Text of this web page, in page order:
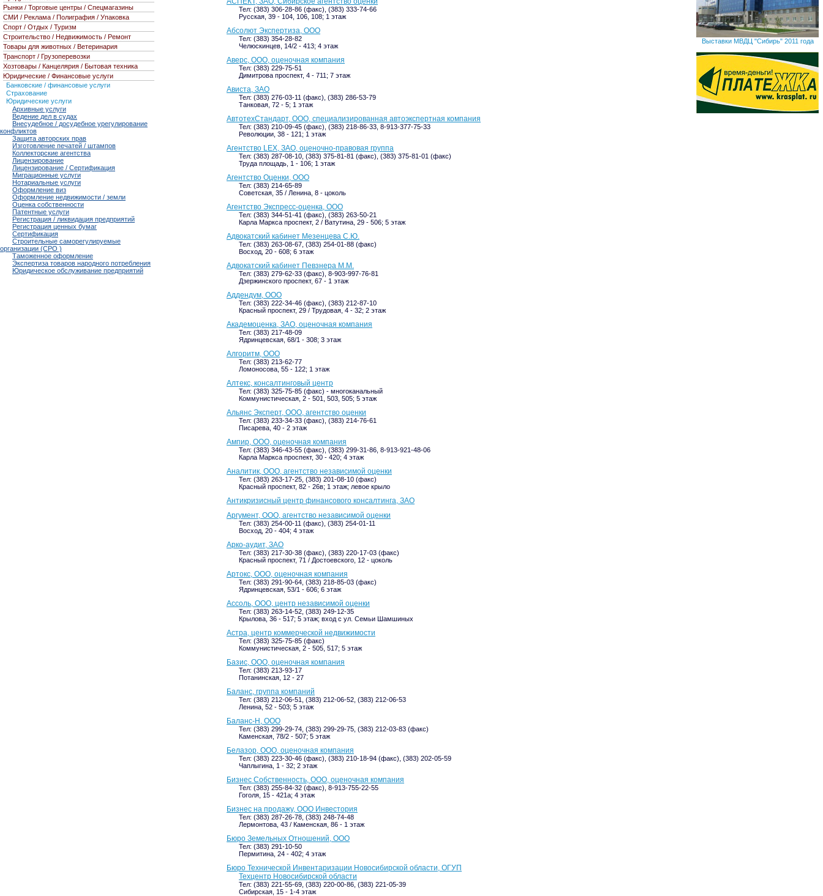
Тел: (383) 306-28-86 (факс), (383) 333-74-66
Русская, 39 - 104, 106, 108; 1 этаж
Абсолют Экспертиза, ООО
Тел: (383) 354-28-82
Челюскинцев, 14/2 - 413; 4 этаж
Аверс, ООО, оценочная компания
Тел: (383) 229-75-51
Димитрова проспект, 4 - 711; 7 этаж
Ависта, ЗАО
Тел: (383) 276-03-11 (факс), (383) 286-53-79
Танковая, 72 - 5; 1 этаж
АвтотехСтандарт, ООО, специализированная автоэкспертная компания
Тел: (383) 210-09-45 (факс), (383) 218-86-33, 8-913-377-75-33
Революции, 38 - 121; 1 этаж
Агентство LEX, ЗАО, оценочно-правовая группа
Тел: (383) 287-08-10, (383) 375-81-81 (факс), (383) 375-81-01 (факс)
Труда площадь, 1 - 106; 1 этаж
Агентство Оценки, ООО
Тел: (383) 214-65-89
Советская, 35 / Ленина, 8 - цоколь
Агентство Экспресс-оценка, ООО
Тел: (383) 344-51-41 (факс), (383) 263-50-21
Карла Маркса проспект, 2 / Ватутина, 29 - 506; 5 этаж
Адвокатский кабинет Мезенцева С.Ю.
Тел: (383) 263-08-67, (383) 254-01-88 (факс)
Восход, 20 - 608; 6 этаж
Адвокатский кабинет Певзнера М.М.
Тел: (383) 279-62-33 (факс), 8-903-997-76-81
Дзержинского проспект, 67 - 1 этаж
Аддендум, ООО
Тел: (383) 222-34-46 (факс), (383) 212-87-10
Красный проспект, 29 / Трудовая, 4 - 32; 2 этаж
Академоценка, ЗАО, оценочная компания
Тел: (383) 217-48-09
Ядринцевская, 68/1 - 308; 3 этаж
Алгоритм, ООО
Тел: (383) 213-62-77
Ломоносова, 55 - 122; 1 этаж
Алтекс, консалтинговый центр
Тел: (383) 325-75-85 (факс) - многоканальный
Коммунистическая, 2 - 501, 503, 505; 5 этаж
Альянс Эксперт, ООО, агентство оценки
Тел: (383) 233-34-33 (факс), (383) 214-76-61
Писарева, 40 - 2 этаж
Ампир, ООО, оценочная компания
Тел: (383) 346-43-55 (факс), (383) 299-31-86, 8-913-921-48-06
Карла Маркса проспект, 30 - 420; 4 этаж
Аналитик, ООО, агентство независимой оценки
Тел: (383) 263-17-25, (383) 201-08-10 (факс)
Красный проспект, 82 - 26в; 1 этаж; левое крыло
Антикризисный центр финансового консалтинга, ЗАО
Аргумент, ООО, агентство независимой оценки
Тел: (383) 254-00-11 (факс), (383) 254-01-11
Восход, 20 - 404; 4 этаж
Арко-аудит, ЗАО
Тел: (383) 217-30-38 (факс), (383) 220-17-03 (факс)
Красный проспект, 71 / Достоевского, 12 - цоколь
Артокс, ООО, оценочная компания
Тел: (383) 291-90-64, (383) 218-85-03 (факс)
Ядринцевская, 53/1 - 606; 6 этаж
Ассоль, ООО, центр независимой оценки
Тел: (383) 263-14-52, (383) 249-12-35
Крылова, 36 - 517; 5 этаж; вход с ул. Семьи Шамшиных
Астра, центр коммерческой недвижимости
Тел: (383) 325-75-85 (факс)
Коммунистическая, 2 - 505, 517; 5 этаж
Базис, ООО, оценочная компания
Тел: (383) 213-93-17
Потанинская, 12 - 27
Баланс, группа компаний
Тел: (383) 212-06-51, (383) 212-06-52, (383) 212-06-53
Ленина, 52 - 503; 5 этаж
Баланс-Н, ООО
Тел: (383) 299-29-74, (383) 299-29-75, (383) 212-03-83 (факс)
Каменская, 78/2 - 507; 5 этаж
Белазор, ООО, оценочная компания
Тел: (383) 223-30-46 (факс), (383) 210-18-94 (факс), (383) 202-05-59
Чаплыгина, 1 - 32; 2 этаж
Бизнес Собственность, ООО, оценочная компания
Тел: (383) 255-84-32 (факс), 8-913-755-22-55
Гоголя, 15 - 421а; 4 этаж
Бизнес на продажу, ООО Инвестория
Тел: (383) 287-26-78, (383) 248-74-48
Лермонтова, 43 / Каменская, 86 - 1 этаж
Бюро Земельных Отношений, ООО
Тел: (383) 291-10-50
Пермитина, 24 - 402; 4 этаж
Бюро Технической Инвентаризации Новосибирской области, ОГУП
Техцентр Новосибирской области
Тел: (383) 221-55-69, (383) 220-00-86, (383) 221-05-39
Сибирская, 15 - 1-4 этаж
Рынки / Торговые центры / Спецмагазины
СМИ / Реклама / Полиграфия / Упаковка
Спорт / Отдых / Туризм
Строительство / Недвижимость / Ремонт
Товары для животных / Ветеринария
Транспорт / Грузоперевозки
Хозтовары / Канцелярия / Бытовая техника
Юридические / Финансовые услуги
Банковские / финансовые услуги
Страхование
Юридические услуги
Архивные услуги
Ведение дел в судах
Внесудебное / досудебное урегулирование
конфликтов
Защита авторских прав
Изготовление печатей / штампов
Коллекторские агентства
Лицензирование
Лицензирование / Сертификация
Миграционные услуги
Нотариальные услуги
Оформление виз
Оформление недвижимости / земли
Оценка собственности
Патентные услуги
Регистрация / ликвидация предприятий
Регистрация ценных бумаг
Сертификация
Строительные саморегулируемые
организации (СРО )
Таможенное оформление
Экспертиза товаров народного потребления
Юридическое обслуживание предприятий
Выставки МВДЦ "Сибирь" 2011 года